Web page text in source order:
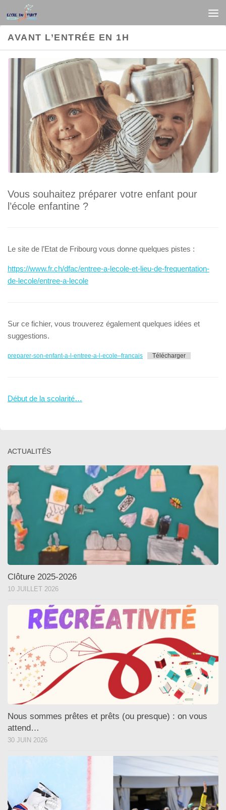
Au dessous du contenu
AVANT L’ENTRÉE EN 1H
Vous souhaitez préparer votre enfant pour
l’école enfantine ?
Le site de l’Etat de Fribourg vous donne quelques pistes :
https://www.fr.ch/dfac/entree-a-lecole-et-lieu-de-frequentation-
de-lecole/entree-a-lecole:
1H
Sur ce fichier, vous trouverez également quelques idées et
suggestions.
preparer-son-enfant-a-l-entree-a-l-ecole–francais Télécharger
Début de la scolarité…
ACTUALITÉS
Clôture 2025-2026
10 JUILLET 2026
Nous sommes prêtes et prêts (ou presque) : on vous
attend…
30 JUIN 2026